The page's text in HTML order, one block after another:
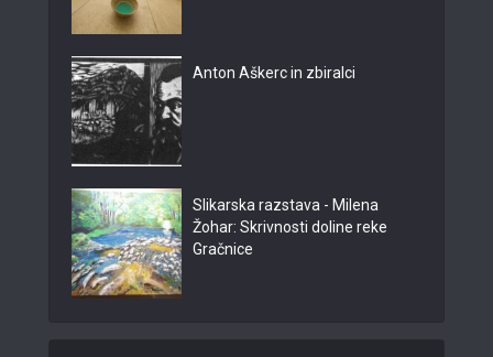
Anton Aškerc in zbiralci
Slikarska razstava - Milena
Žohar: Skrivnosti doline reke
Gračnice